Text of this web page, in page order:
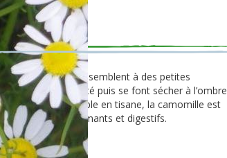
dont les fleurs ressemblent à des petites
récoltent tout l’été puis se font sécher à l’ombre
Très agréable en tisane, la camomille est
ses bienfaits calmants et digestifs.